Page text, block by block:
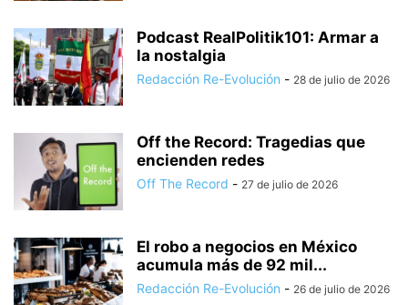
Podcast RealPolitik101: Armar a
la nostalgia
Redacción Re-Evolución - 28 de julio de 2026
Off the Record: Tragedias que
encienden redes
Off The Record - 27 de julio de 2026
El robo a negocios en México
acumula más de 92 mil...
Redacción Re-Evolución - 26 de julio de 2026